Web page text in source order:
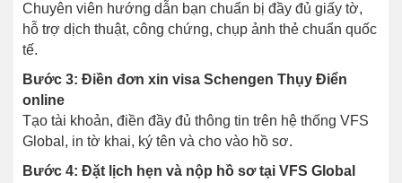
Chuyên viên hướng dẫn bạn chuẩn bị đầy đủ giấy tờ,
hỗ trợ dịch thuật, công chứng, chụp ảnh thẻ chuẩn quốc
tế.
Bước 3: Điền đơn xin visa Schengen Thụy Điển
online
Tạo tài khoản, điền đầy đủ thông tin trên hệ thống VFS
Global, in tờ khai, ký tên và cho vào hồ sơ.
Bước 4: Đặt lịch hẹn và nộp hồ sơ tại VFS Global